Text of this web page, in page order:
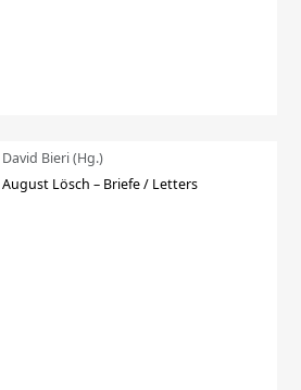
David Bieri (Hg.)
August Lösch – Briefe / Letters